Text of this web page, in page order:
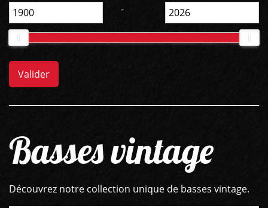
Basses vintage
Découvrez notre collection unique de basses vintage.
-
Valider